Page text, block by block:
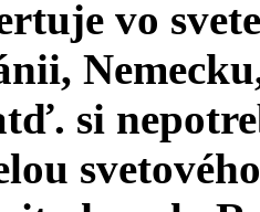
vo
si